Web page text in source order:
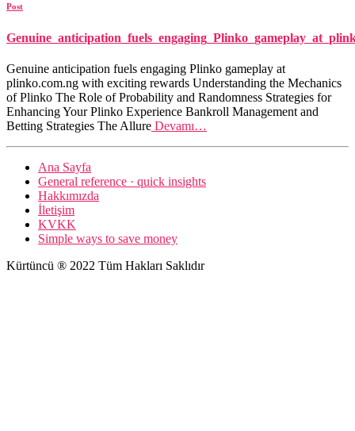
Post
Genuine anticipation fuels engaging Plinko gameplay at
plinko.com.ng with exciting rewards Understanding the Mechanics
of Plinko The Role of Probability and Randomness Strategies for
Enhancing Your Plinko Experience Bankroll Management and
Betting Strategies The Allure Devamı…
Ana Sayfa
General reference · quick insights
Hakkımızda
İletişim
KVKK
Simple ways to save money
Kürtüncü ® 2022 Tüm Hakları Saklıdır